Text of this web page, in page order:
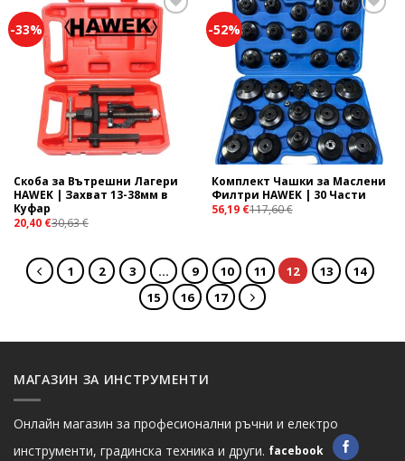
-33%
Add to
wishlist
Скоба за Вътрешни Лагери
HAWEK | Захват 13-38мм в
Куфар
20,40 €30,63€
-52%
Add to
wishlist
Комплект Чашки за Маслени
Филтри HAWEK | 30 Части
56,19 €117,60€
1 2 3 … 9 10 11 12 13
14
15
16 17
МАГАЗИН ЗА ИНСТРУМЕНТИ
Онлайн магазин за професионални ръчни и електро
инструменти, градинска техника и други. facebook